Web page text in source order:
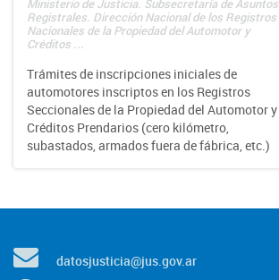
Ministerio de Justicia. Subsecretaría de Asuntos
Registrales. Dirección Nacional de los Registros
Nacionales de la Propiedad del Automotor y
Créditos ...
Trámites de inscripciones iniciales de
automotores inscriptos en los Registros
Seccionales de la Propiedad del Automotor y
Créditos Prendarios (cero kilómetro,
subastados, armados fuera de fábrica, etc.)
datosjusticia@jus.gov.ar